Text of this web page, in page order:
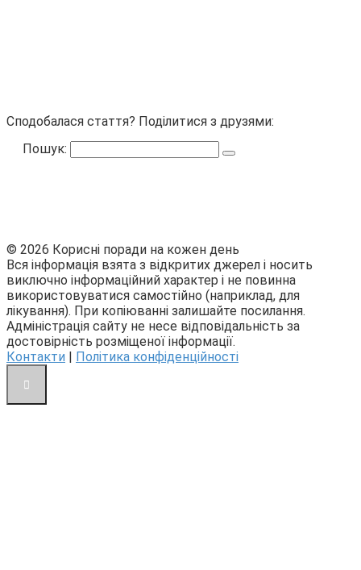
Сподобалася стаття? Поділитися з друзями:
Пошук:
© 2026 Корисні поради на кожен день
Вся інформація взята з відкритих джерел і носить
виключно інформаційний характер і не повинна
використовуватися самостійно (наприклад, для
лікування). При копіюванні залишайте посилання.
Адміністрація сайту не несе відповідальність за
достовірність розміщеної інформації.
Контакти | Політика конфіденційності